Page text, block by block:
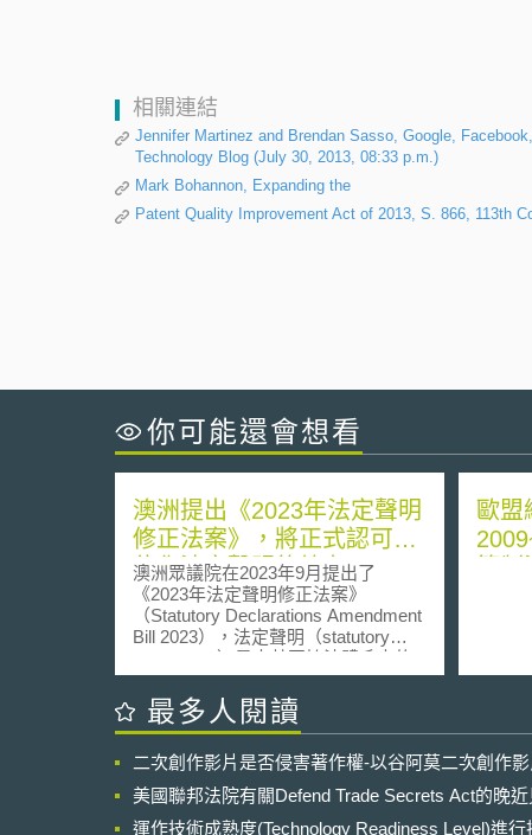
相關連結
Jennifer Martinez and Brendan Sasso, Google,
Technology Blog (July 30, 2013, 08:33 p.m.)
Mark Bohannon, Expanding the
Patent Quality Improvement Act of 2013, S. 866, 113th
你可能還會想看
澳洲提出《2023年法定聲明
修正法案》，將正式認可數
位化法定聲明的效力
澳洲眾議院在2023年9月提出了
《2023年法定聲明修正法案》
（Statutory Declarations Amendment
Bill 2023），法定聲明（statutory
declaration）是大英國協法體系中的
一種法律行為，效力相當於宣誓，以
確認聲明人聲明內容為真。如受雇者
可以法定聲明的方式聲明自己的工作
補充。該修正案將使數位方式（digital
execution）進行的法定聲明和傳統書
面形式具有相同效力。 澳洲政府在
Covid-19期間，為了因應疫情對於整
歐盟
最多人閱讀
二次創作影片是否侵害著作權-以谷阿莫二次創作影
美國聯邦法院有關Defend Trade Secrets Act的晚
運作技術成熟度(Technology Readiness Level)進行